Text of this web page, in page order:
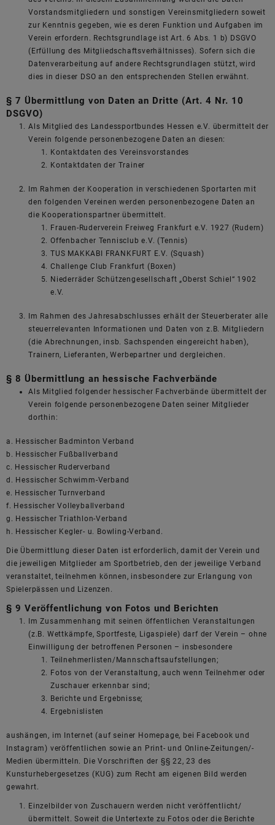
Vorstandsmitgliedern und sonstigen Vereinsmitgliedern soweit
zur Kenntnis gegeben, wie es deren Funktion und Aufgaben im
Verein erfordern. Rechtsgrundlage ist Art. 6 Abs. 1 b) DSGVO
(Erfüllung des Mitgliedschaftsverhältnisses). Sofern sich die
Datenverarbeitung auf andere Rechtsgrundlagen stützt, wird
dies in dieser DSO an den entsprechenden Stellen erwähnt.
§ 7 Übermittlung von Daten an Dritte (Art. 4 Nr. 10
DSGVO)
Als Mitglied des Landessportbundes Hessen e.V. übermittelt der
Verein folgende personenbezogene Daten an diesen:
Kontaktdaten des Vereinsvorstandes
Kontaktdaten der Trainer
Im Rahmen der Kooperation in verschiedenen Sportarten mit
den folgenden Vereinen werden personenbezogene Daten an
die Kooperationspartner übermittelt.
Frauen-Ruderverein Freiweg Frankfurt e.V. 1927 (Rudern)
Offenbacher Tennisclub e.V. (Tennis)
TUS MAKKABI FRANKFURT E.V. (Squash)
Challenge Club Frankfurt (Boxen)
Niederräder Schützengesellschaft „Oberst Schiel“ 1902
e.V.
Im Rahmen des Jahresabschlusses erhält der Steuerberater alle
steuerrelevanten Informationen und Daten von z.B. Mitgliedern
(die Abrechnungen, insb. Sachspenden eingereicht haben),
Trainern, Lieferanten, Werbepartner und dergleichen.
§ 8 Übermittlung an hessische Fachverbände
Als Mitglied folgender hessischer Fachverbände übermittelt der
Verein folgende personenbezogene Daten seiner Mitglieder
dorthin:
a. Hessischer Badminton Verband
b. Hessischer Fußballverband
c. Hessischer Ruderverband
d. Hessischer Schwimm-Verband
e. Hessischer Turnverband
f. Hessischer Volleyballverband
g. Hessischer Triathlon-Verband
h. Hessischer Kegler- u. Bowling-Verband.
Die Übermittlung dieser Daten ist erforderlich, damit der Verein und
die jeweiligen Mitglieder am Sportbetrieb, den der jeweilige Verband
veranstaltet, teilnehmen können, insbesondere zur Erlangung von
Spielerpässen und Lizenzen.
§ 9 Veröffentlichung von Fotos und Berichten
Im Zusammenhang mit seinen öffentlichen Veranstaltungen
(z.B. Wettkämpfe, Sportfeste, Ligaspiele) darf der Verein – ohne
Einwilligung der betroffenen Personen – insbesondere
Teilnehmerlisten/Mannschaftsaufstellungen;
Fotos von der Veranstaltung, auch wenn Teilnehmer oder
Zuschauer erkennbar sind;
Berichte und Ergebnisse;
Ergebnislisten
aushängen, im Internet (auf seiner Homepage, bei Facebook und
Instagram) veröffentlichen sowie an Print- und Online-Zeitungen/-
Medien übermitteln. Die Vorschriften der §§ 22, 23 des
Kunsturhebergesetzes (KUG) zum Recht am eigenen Bild werden
gewahrt.
Einzelbilder von Zuschauern werden nicht veröffentlicht/
übermittelt. Soweit die Untertexte zu Fotos oder die Berichte